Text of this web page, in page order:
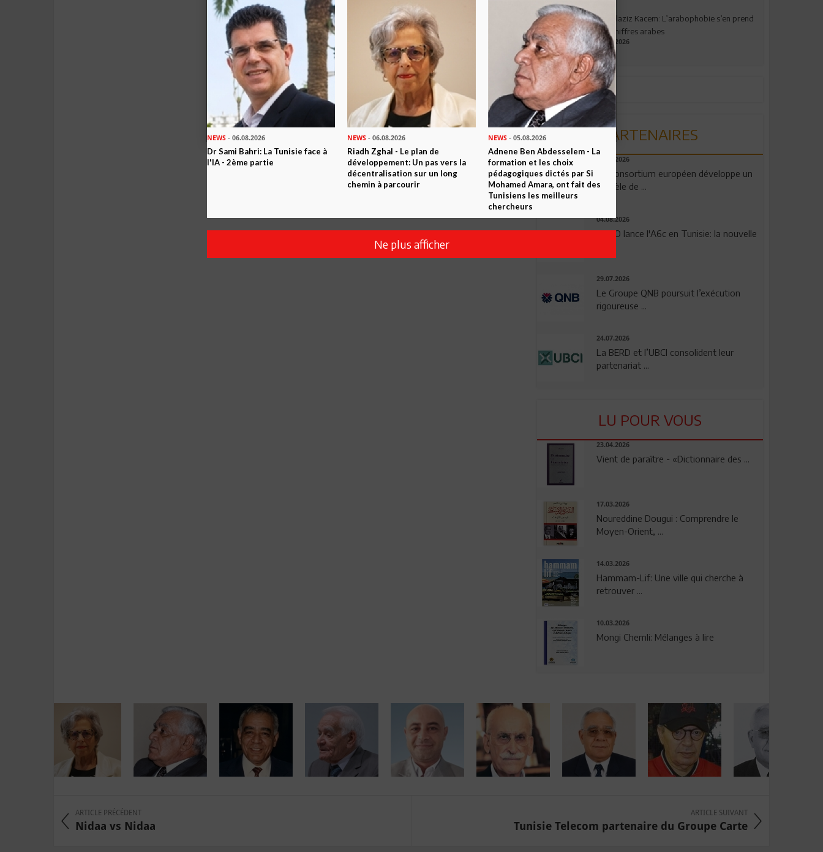
Abdelaziz Kacem: L’arabophobie s’en prend
aux chiffres arabes
09.07.2026
PARTENAIRES
06.08.2026
Un consortium européen développe un
modèle de ...
04.08.2026
OPPO lance l'A6c en Tunisie: la nouvelle
29.07.2026
Le Groupe QNB poursuit l’exécution
rigoureuse ...
24.07.2026
La BERD et l’UBCI consolident leur
partenariat ...
LU POUR VOUS
23.04.2026
Vient de paraître - «Dictionnaire des ...
17.03.2026
Noureddine Dougui : Comprendre le
Moyen-Orient, ...
14.03.2026
Hammam-Lif: Une ville qui cherche à
retrouver ...
10.03.2026
Mongi Chemli: Mélanges à lire
ARTICLE PRÉCÉDENT
Nidaa vs Nidaa
ARTICLE SUIVANT
Tunisie Telecom partenaire du Groupe Carte
NEWS - 06.08.2026
Dr Sami Bahri: La Tunisie face à
l'IA - 2ème partie
NEWS - 06.08.2026
Riadh Zghal - Le plan de
développement: Un pas vers la
décentralisation sur un long
chemin à parcourir
NEWS- 05.08.2026
Adnene Ben Abdesselem - La
formation et les choix
pédagogiques dictés par Si
Mohamed Amara, ont fait des
Tunisiens les meilleurs
chercheurs
Ne plus afficher